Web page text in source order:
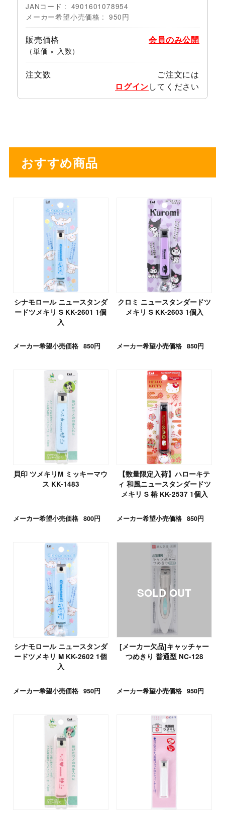
JANコード
4901601078954
メーカー希望小売価格
950円
販売価格
（単価 × 入数）
会員のみ公開
注文数
ご注文には
ログインしてください
おすすめ商品
シナモロール ニュースタンダ
ードツメキリ S KK-2601 1個
入
メーカー希望小売価格 850円
クロミ ニュースタンダードツ
メキリ S KK-2603 1個入
メーカー希望小売価格 850円
貝印 ツメキリM ミッキーマウ
ス KK-1483
メーカー希望小売価格 800円
【数量限定入荷】ハローキテ
ィ 和風ニュースタンダードツ
メキリ S 椿 KK-2537 1個入
メーカー希望小売価格 850円
シナモロール ニュースタンダ
ードツメキリ M KK-2602 1個
入
メーカー希望小売価格 950円
[メーカー欠品]キャッチャー
つめきり 普通型 NC-128
メーカー希望小売価格 950円